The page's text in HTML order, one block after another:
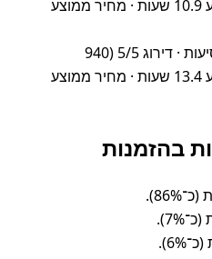
ביקורות) · זמן ממוצע 10.9 שעות · מחיר ממוצע
Agramas – 231 נסיעות · דירוג 5/5 (940
ביקורות) · זמן ממוצע 13.4 שעות · מחיר ממוצע
בהזמנות